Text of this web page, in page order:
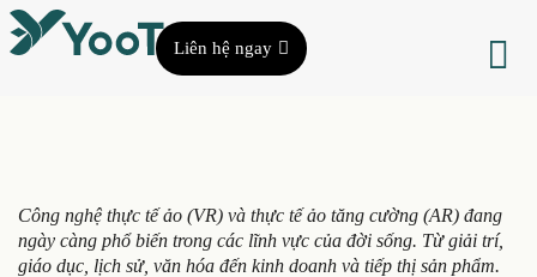
Liên hệ ngay
Công nghệ thực tế ảo (VR) và thực tế ảo tăng cường (AR) đang
ngày càng phổ biến trong các lĩnh vực của đời sống. Từ giải trí,
giáo dục, lịch sử, văn hóa đến kinh doanh và tiếp thị sản phẩm.